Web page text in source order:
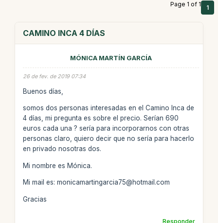
Page 1 of 1 1
CAMINO INCA 4 DÍAS
MÓNICA MARTÍN GARCÍA
26 de fev. de 2019 07:34
Buenos días,
somos dos personas interesadas en el Camino Inca de
4 días, mi pregunta es sobre el precio. Serían 690
euros cada una ? sería para incorporarnos con otras
personas claro, quiero decir que no sería para hacerlo
en privado nosotras dos.
Mi nombre es Mónica.
Mi mail es: monicamartingarcia75@hotmail.com
Gracias
Responder